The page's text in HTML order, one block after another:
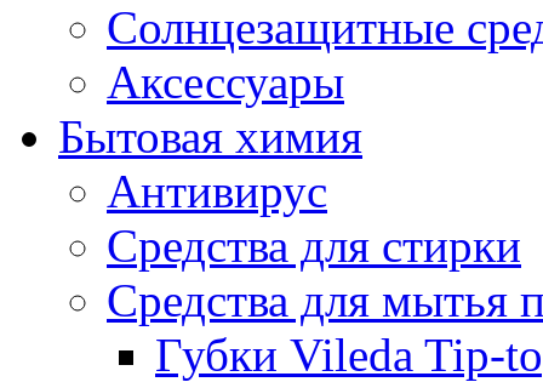
Солнцезащитные
Аксессуары
Бытовая химия
Антивирус
Средства для стирки
Средства для мытья
Губки Vileda Tip-